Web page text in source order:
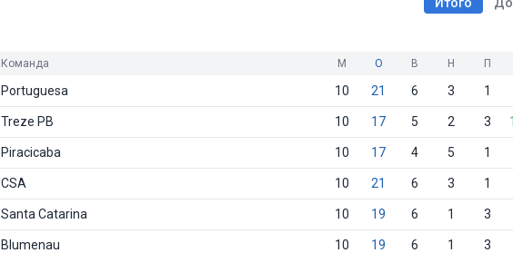
Команда М О В Н П
Portuguesa 10 21 6 3 1
Treze PB 10 17 5 2 3
Piracicaba 10 17 4 5 1
CSA 10 21 6 3 1
Santa Catarina 10 19 6 1 3
Blumenau 10 19 6 1 3